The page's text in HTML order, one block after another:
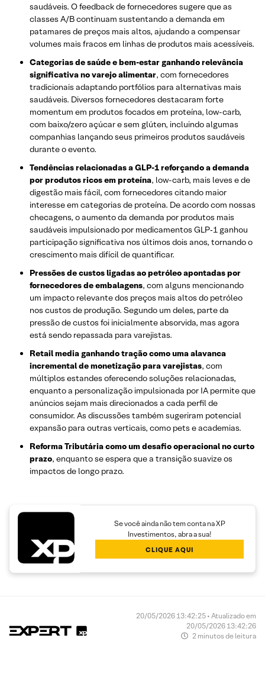
saudáveis. O feedback de fornecedores sugere que as
classes A/B continuam sustentando a demanda em
patamares de preços mais altos, ajudando a compensar
volumes mais fracos em linhas de produtos mais acessíveis.
Categorias de saúde e bem-estar ganhando relevância
significativa no varejo alimentar, com fornecedores
tradicionais adaptando portfólios para alternativas mais
saudáveis. Diversos fornecedores destacaram forte
momentum em produtos focados em proteína, low-carb,
com baixo/zero açúcar e sem glúten, incluindo algumas
companhias lançando seus primeiros produtos saudáveis
durante o evento.
Tendências relacionadas a GLP-1 reforçando a demanda
por produtos ricos em proteína, low-carb, mais leves e de
digestão mais fácil, com fornecedores citando maior
interesse em categorias de proteína. De acordo com nossas
checagens, o aumento da demanda por produtos mais
saudáveis impulsionado por medicamentos GLP‑1 ganhou
participação significativa nos últimos dois anos, tornando o
crescimento mais difícil de quantificar.
Pressões de custos ligadas ao petróleo apontadas por
fornecedores de embalagens, com alguns mencionando
um impacto relevante dos preços mais altos do petróleo
nos custos de produção. Segundo um deles, parte da
pressão de custos foi inicialmente absorvida, mas agora
está sendo repassada para varejistas.
Retail media ganhando tração como uma alavanca
incremental de monetização para varejistas, com
múltiplos estandes oferecendo soluções relacionadas,
enquanto a personalização impulsionada por IA permite que
anúncios sejam mais direcionados a cada perfil de
consumidor. As discussões também sugeriram potencial
expansão para outras verticais, como pets e academias.
Reforma Tributária como um desafio operacional no curto
prazo, enquanto se espera que a transição suavize os
impactos de longo prazo.
Se você ainda não tem conta na XP
Investimentos, abra a sua!
CLIQUE AQUI
20/05/2026 13:42:25 • Atualizado em
20/05/2026 13:42:26
2 minutos de leitura